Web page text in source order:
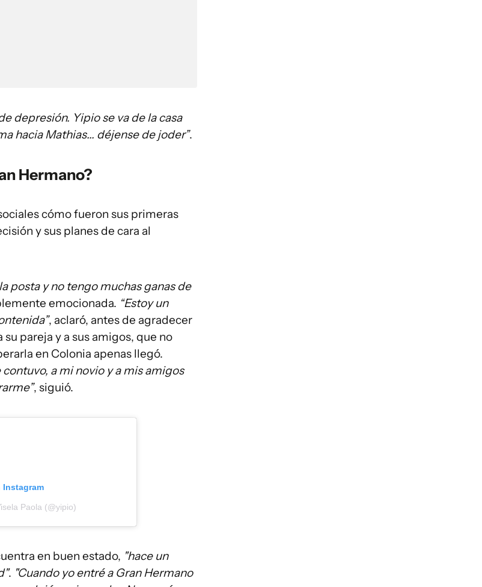
depresión. Yipio se va de la casa
hacia Mathias... déjense de joder”.
Hermano?
cómo fueron sus primeras
y sus planes de cara al
posta y no tengo muchas ganas de
emocionada. “Estoy un
, aclaró, antes de agradecer
su pareja y a sus amigos, que no
en Colonia apenas llegó.
a mi novio y a mis amigos
, siguió.
Instagram
Paola (@yipio)
en buen estado, "hace un
. "Cuando yo entré a Gran Hermano